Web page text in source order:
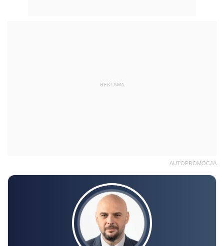
REKLAMA
AUTOPROMOCJA